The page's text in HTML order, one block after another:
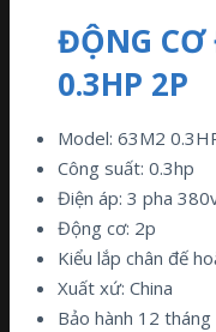
ĐỘNG CƠ
0.3HP 2P
Model: 63M2
Công suất: 0.3hp
Điện áp: 3 pha
Động cơ: 2p
Kiểu lắp chân đế
Xuất xứ: China
Bảo hành 12 tháng